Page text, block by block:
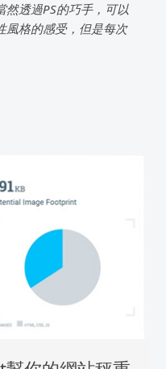
然透過PS的巧手，可以
風格的感受，但是每次